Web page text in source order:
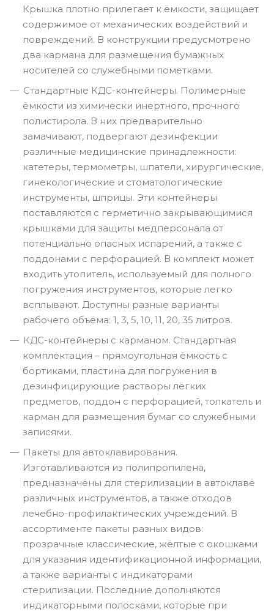
Крышка плотно прилегает к ёмкости, защищает
содержимое от механических воздействий и
повреждений. В конструкции предусмотрено
два кармана для размещения бумажных
носителей со служебными пометками.
Стандартные КДС-контейнеры. Полимерные
ёмкости из химически инертного, прочного
полистирола. В них предварительно
замачивают, подвергают дезинфекции
различные медицинские принадлежности:
катетеры, термометры, шпатели, хирургические,
гинекологические и стоматологические
инструменты, шприцы. Эти контейнеры
поставляются с герметично закрывающимися
крышками для защиты медперсонала от
потенциально опасных испарений, а также с
поддонами с перфорацией. В комплект может
входить утопитель, используемый для полного
погружения инструментов, которые легко
всплывают. Доступны разные варианты
рабочего объёма: 1, 3, 5, 10, 11, 20, 35 литров.
КДС-контейнеры с карманом. Стандартная
комплектация – прямоугольная ёмкость с
бортиками, пластина для погружения в
дезинфицирующие растворы лёгких
предметов, поддон с перфорацией, толкатель и
карман для размещения бумаг со служебными
записями.
Пакеты для автоклавирования.
Изготавливаются из полипропилена,
предназначены для стерилизации в автоклаве
различных инструментов, а также отходов
лечебно-профилактических учреждений. В
ассортименте пакеты разных видов:
прозрачные классические, жёлтые с окошками
для указания идентификационной информации,
а также варианты с индикаторами
стерилизации. Последние дополняются
индикаторными полосками, которые при